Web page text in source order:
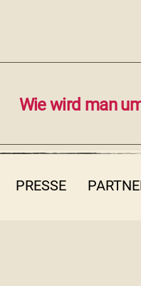
Wie wird man
PRESSE